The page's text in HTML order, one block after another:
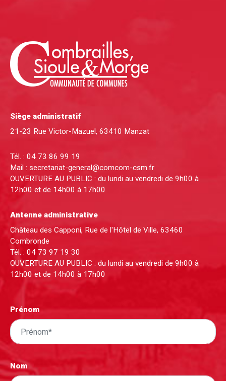
Siège administratif
21-23 Rue Victor-Mazuel, 63410 Manzat
Tél. : 04 73 86 99 19
Mail : secretariat-general@comcom-csm.fr
OUVERTURE AU PUBLIC : du lundi au vendredi de 9h00 à
12h00 et de 14h00 à 17h00
Antenne administrative
Château des Capponi, Rue de l'Hôtel de Ville, 63460
Combronde
Tél. : 04 73 97 19 30
OUVERTURE AU PUBLIC : du lundi au vendredi de 9h00 à
12h00 et de 14h00 à 17h00
Prénom
Nom